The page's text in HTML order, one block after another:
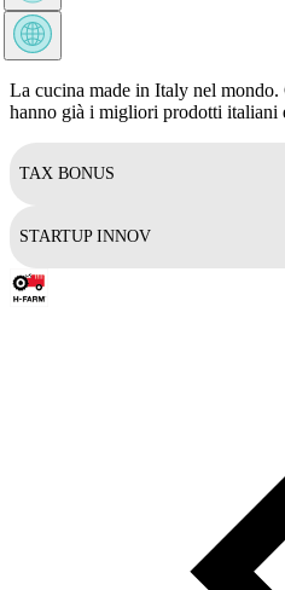
La cucina made in Italy nel
hanno già i migliori prodotti italiani
TAX BONUS
STARTUP INNOV